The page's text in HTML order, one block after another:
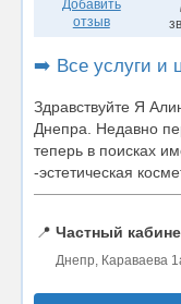
Добавить
отзыв
➡️ Все услуги и
Здравствуйте Я
Днепра. Недавно
теперь в поисках
-эстетическая
📍 Частный
Днепр, Караваева